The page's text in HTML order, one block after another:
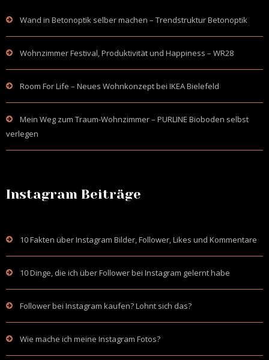
Wand in Betonoptik selber machen – Trendstruktur Betonoptik
Wohnzimmer Festival, Produktivität und Happiness – WR28
Room For Life – Neues Wohnkonzept bei IKEA Bielefeld
Mein Weg zum Traum-Wohnzimmer – PURLINE Bioboden selbst
verlegen
Instagram Beiträge
10 Fakten über Instagram Bilder, Follower, Likes und Kommentare
10 Dinge, die ich über Follower bei Instagram gelernt habe
Follower bei Instagram kaufen? Lohnt sich das?
Wie mache ich meine Instagram Fotos?